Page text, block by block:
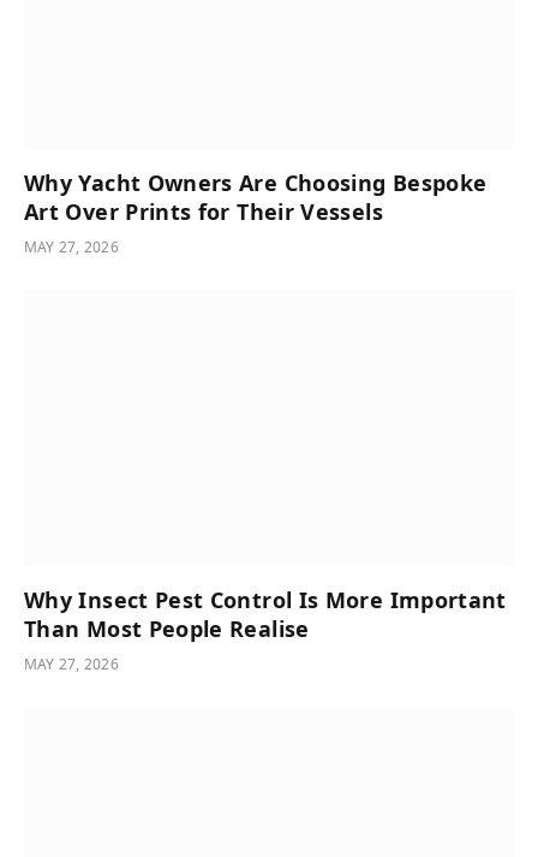
Why Yacht Owners Are Choosing Bespoke
Art Over Prints for Their Vessels
MAY 27, 2026
Why Insect Pest Control Is More Important
Than Most People Realise
MAY 27, 2026